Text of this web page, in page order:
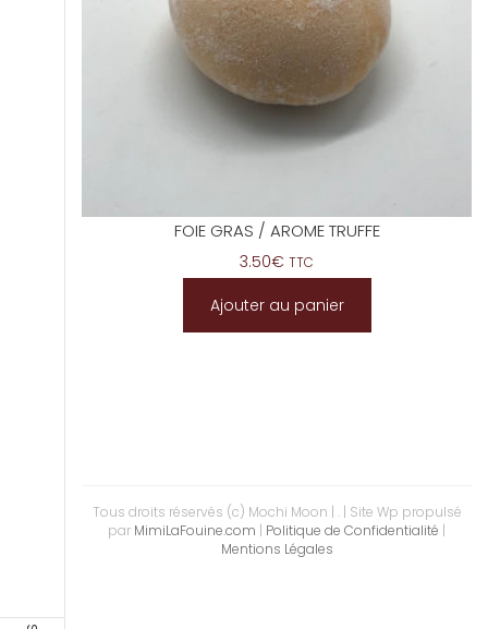
FOIE GRAS / AROME TRUFFE
3.50€ TTC
Ajouter au panier
Tous droits réservés (c) Mochi Moon | . | Site Wp propulsé
par MimiLaFouine.com | Politique de Confidentialité |
Mentions Légales